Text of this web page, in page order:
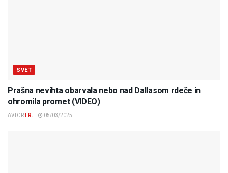
SVET
Prašna nevihta obarvala nebo nad Dallasom rdeče in
ohromila promet (VIDEO)
AVTOR I.R. 05/03/2025